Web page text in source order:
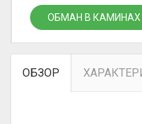
ОБМАН В КАМИНАХ
ОБЗОР